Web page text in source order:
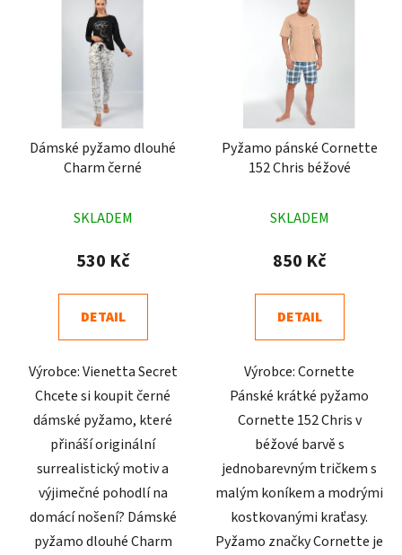
Dámské pyžamo dlouhé
Charm černé
hodnocení
produktu
4,5
z
hvězdiček.
SKLADEM
530 Kč
DETAIL
Výrobce: Vienetta Secret
Chcete si koupit černé
dámské pyžamo, které
přináší originální
surrealistický motiv a
výjimečné pohodlí na
domácí nošení? Dámské
pyžamo dlouhé Charm
Pyžamo pánské Cornette
152 Chris béžové
hodnocení
produktu
4,7
z
hvězdiček.
SKLADEM
850 Kč
DETAIL
Výrobce: Cornette
Pánské krátké pyžamo
Cornette 152 Chris v
béžové barvě s
jednobarevným tričkem s
malým koníkem a modrými
kostkovanými kraťasy.
Pyžamo značky Cornette je